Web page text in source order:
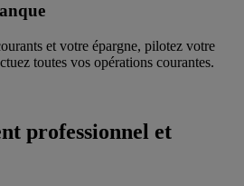
et votre épargne, pilotez votre
toutes vos opérations courantes.
professionnel et